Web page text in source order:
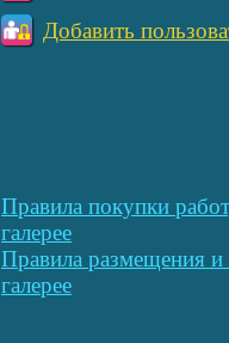
Добавить
Правила покупки
галерее
Правила размещения
галерее